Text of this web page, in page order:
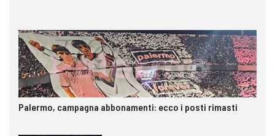
Palermo, campagna abbonamenti: ecco i posti rimasti